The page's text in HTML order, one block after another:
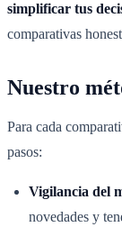
simplificar tus
comparativas
Nuestro
Para cada
pasos:
Vigilancia del
novedades y